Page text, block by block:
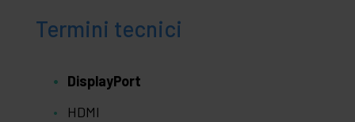
Termini tecnici
DisplayPort
HDMI